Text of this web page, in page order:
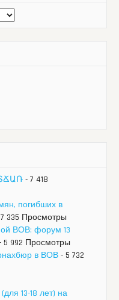
- 7 418
погибших в
335 Просмотры
ВОВ: форум 13
5 992 Просмотры
в ВОВ - 5 732
13-18 лет) на